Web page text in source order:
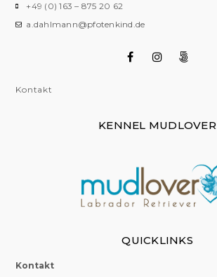
+49 (0) 163 – 875 20 62
a.dahlmann@pfotenkind.de
Kontakt
KENNEL MUDLOVER
QUICKLINKS
Kontakt